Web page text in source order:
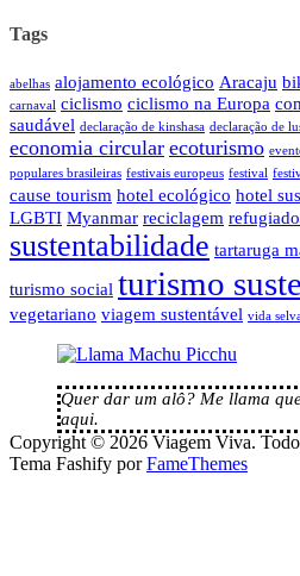
Tags
abelhas alojamento ecológico Aracaju
carnaval ciclismo ciclismo na Europa
saudável declaração de kinshasa declaração de
economia circular ecoturismo
populares brasileiras festivais europeus festival
cause tourism hotel ecológico hotel
LGBTI Myanmar reciclagem
sustentabilidade tartaruga
turismo social turismo
vegetariano viagem sustentável vida
Quer dar um alô? Me llama
aqui.
Copyright © 2026 Viagem Viva.
Tema Fashify porFameThemes